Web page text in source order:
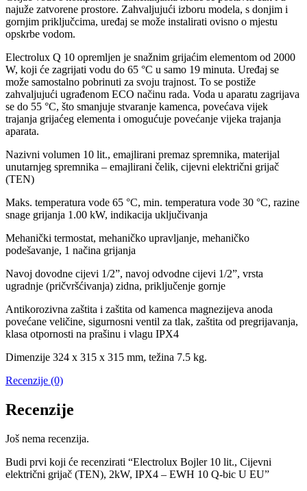
najuže zatvorene prostore. Zahvaljujući izboru modela, s donjim i
gornjim priključcima, uređaj se može instalirati ovisno o mjestu
opskrbe vodom.
Electrolux Q 10 opremljen je snažnim grijaćim elementom od 2000
W, koji će zagrijati vodu do 65 °C u samo 19 minuta. Uređaj se
može samostalno pobrinuti za svoju trajnost. To se postiže
zahvaljujući ugrađenom ECO načinu rada. Voda u aparatu zagrijava
se do 55 °C, što smanjuje stvaranje kamenca, povećava vijek
trajanja grijaćeg elementa i omogućuje povećanje vijeka trajanja
aparata.
Nazivni volumen 10 lit., emajlirani premaz spremnika, materijal
unutаrnjeg spremnika – emajlirani čelik, cijevni električni grijač
(TEN)
Maks. temperatura vode 65 °С, min. temperatura vode 30 °С, razine
snage grijanja 1.00 kW, indikacija uključivanja
Mehanički termostat, mehaničko upravljanje, mehaničko
podešavanje, 1 načina grijanja
Navoj dovodne cijevi 1/2”, navoj odvodne cijevi 1/2”, vrsta
ugradnje (pričvršćivanja) zidna, priključenje gornje
Antikorozivna zaštita i zaštita od kamenca magnezijeva anoda
povećane veličine, sigurnosni ventil za tlak, zaštita od pregrijavanja,
klasa otpornosti na prašinu i vlagu IPX4
Dimenzije 324 x 315 x 315 mm, težina 7.5 kg.
Recenzije (0)
Recenzije
Još nema recenzija.
Budi prvi koji će recenzirati “Electrolux Bojler 10 lit., Cijevni
električni grijač (TEN), 2kW, IPX4 – EWH 10 Q-bic U EU”